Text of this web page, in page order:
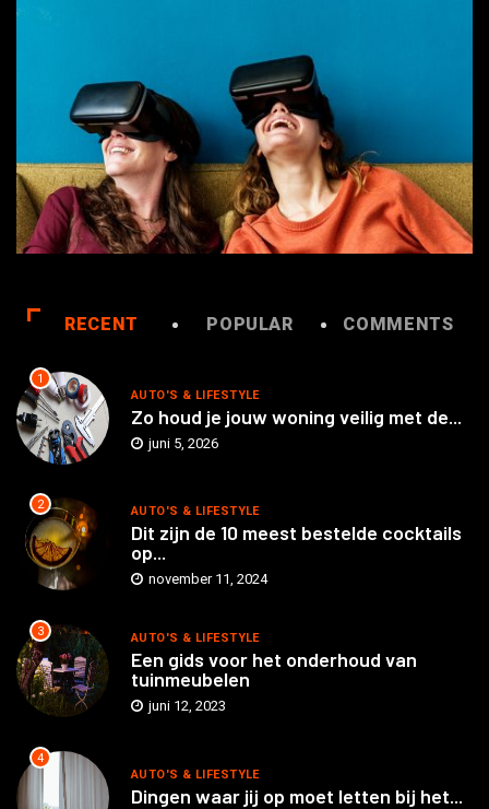
RECENT POPULAR COMMENTS
1
AUTO'S & LIFESTYLE
Zo houd je jouw woning veilig met de...
juni 5, 2026
2 AUTO'S & LIFESTYLE
Dit zijn de 10 meest bestelde cocktails
op...
november 11, 2024
3 AUTO'S & LIFESTYLE
Een gids voor het onderhoud van
tuinmeubelen
juni 12, 2023
4
AUTO'S & LIFESTYLE
Dingen waar jij op moet letten bij het...